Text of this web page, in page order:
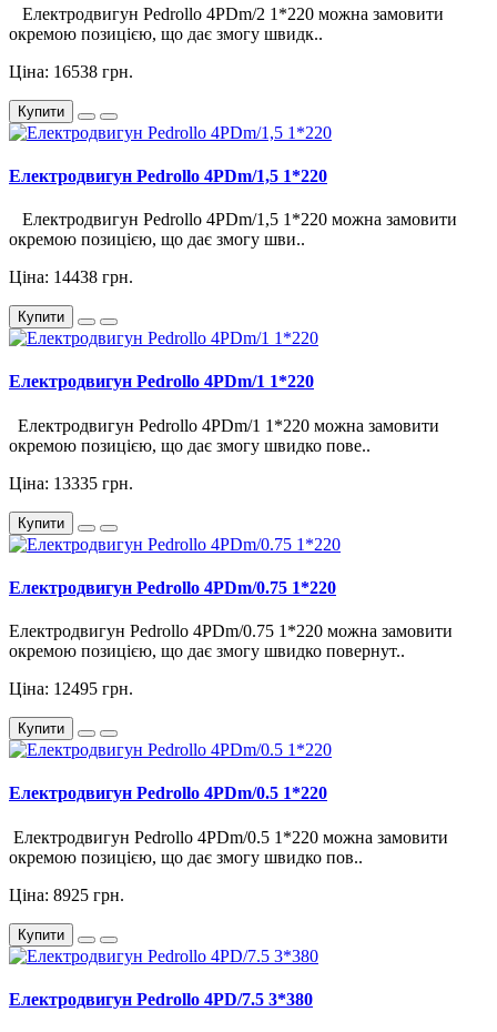
Електродвигун Pedrollo 4PDm/2 1*220 можна замовити
окремою позицією, що дає змогу швидк..
Ціна: 16538 грн.
Купити
Електродвигун Pedrollo 4PDm/1,5 1*220
Електродвигун Pedrollo 4PDm/1,5 1*220 можна замовити
окремою позицією, що дає змогу шви..
Ціна: 14438 грн.
Купити
Електродвигун Pedrollo 4PDm/1 1*220
Електродвигун Pedrollo 4PDm/1 1*220 можна замовити
окремою позицією, що дає змогу швидко пове..
Ціна: 13335 грн.
Купити
Електродвигун Pedrollo 4PDm/0.75 1*220
Електродвигун Pedrollo 4PDm/0.75 1*220 можна замовити
окремою позицією, що дає змогу швидко повернут..
Ціна: 12495 грн.
Купити
Електродвигун Pedrollo 4PDm/0.5 1*220
Електродвигун Pedrollo 4PDm/0.5 1*220 можна замовити
окремою позицією, що дає змогу швидко пов..
Ціна: 8925 грн.
Купити
Електродвигун Pedrollo 4PD/7.5 3*380